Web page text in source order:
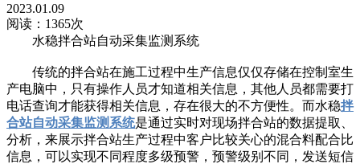
2023.01.09
阅读：1365次
水稳拌合站自动采集监测系统
传统的拌合站在施工过程中生产信息仅仅存储在控制室生
产电脑中，只有操作人员才知道相关信息，其他人员都需要打
电话查询才能获得相关信息，存在很大的不方便性。而水稳拌
合站自动采集监测系统是通过实时对现场拌合站的数据提取、
分析，来展示拌合站生产过程中客户比较关心的混合料配合比
信息，可以实现不同程度多级预警，预警级别不同，发送短信